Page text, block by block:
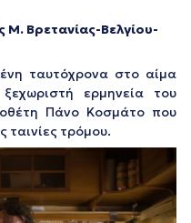
Βρετανίας-Βελγίου-
ταυτόχρονα στο αίμα
ερμηνεία του
Πάνο Κοσμάτο που
ταινίες τρόμου.